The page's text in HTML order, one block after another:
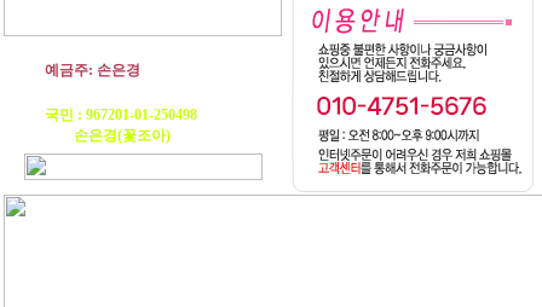
예금주: 손은경
국민 : 967201-01-250498
손은경(꽃조아)